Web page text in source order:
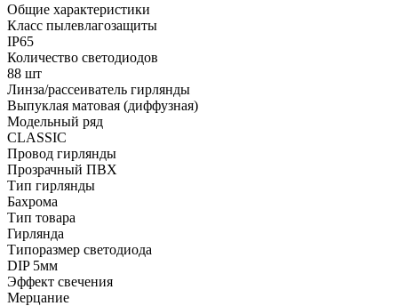
Общие характеристики
Класс пылевлагозащиты
IP65
Количество светодиодов
88 шт
Линза/рассеиватель гирлянды
Выпуклая матовая (диффузная)
Модельный ряд
CLASSIC
Провод гирлянды
Прозрачный ПВХ
Тип гирлянды
Бахрома
Тип товара
Гирлянда
Типоразмер светодиода
DIP 5мм
Эффект свечения
Мерцание